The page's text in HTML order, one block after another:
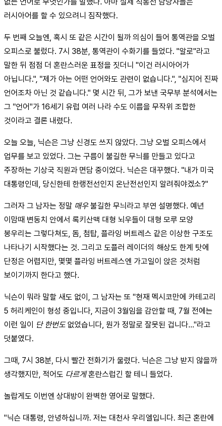
러시아어를 할 수 있으려니 짐작했다.
두 번째 오늘엔, 혹시 또 같은 시간이 될까 의심이 들어 통역관을 오벌
오피스로 불렀다. 7시 38분, 통역관이 수화기를 들었다. "알로"라고
말한 뒤 점점 더 혼란스러운 표정을 짓더니 "이건 러시아어가
아닙니다.", "제가 아는 어떤 언어와도 관련이 없습니다.", "심지어 진짜
언어조차 아닌 것 같습니다." 몇 시간 뒤, 그가 보낸 국무부 분석에서는
그 "언어"가 16세기 유럽 여러 나라 수도 이름을 무작위 조합한
것이라고 결론 내렸다.
오늘 오늘, 닉슨은 그냥 신경도 쓰지 않았다. 그냥 오벌 오피스에서
업무를 보고 있었다. 그는 구름이 불길한 무늬를 만들고 있다고
주장하는 기상국 직원과 면담 중이었다. 닉슨은 대꾸했다. "내가 미국
대통령인데, 당신한테 한랭전선인지 온난전선인지 알려줘야겠소?"
그러자 그 남자는 정말 매우불길한 무늬라고 부연 설명했다. 예년
이맘때 변동치 안에서 록키산맥 대형 뇌우들이 대형 모루 모양
봉우리는 그렇다쳐도, 돔, 첨탑, 플라잉 버트레스 같은 이상한 구조도
나타나기 시작했다는 것. 그리고 도플러 레이더의 해상도 한계 탓에
단정은 어렵지만, 몇몇 플라잉 버트레스엔 가고일이 앉은 것처럼
보이기까지 한다고 했다.
닉슨이 뭐라 말할 새도 없이, 그 남자는 또 "현재 멕시코만에 카테고리
5 허리케인이 형성 중입니다, 지금이 3월임을 감안할 때, 7월 전에는
이런 일이
단 한번도없었습니다, 뭔가 정말로 잘못된 겁니다..."라고
덧붙였다.
그때, 7시 38분, 다시 빨간 전화기가 울렸다. 닉슨은 그냥 받지 않을까
생각했지만, 적어도 다르게혼란스럽긴 할 테니 들었다.
놀랍게도 이번엔 상대방이 완벽한 영어로 말했다.
"닉슨 대통령, 안녕하십니까. 저는 대천사 우리엘입니다. 최근 혼란에